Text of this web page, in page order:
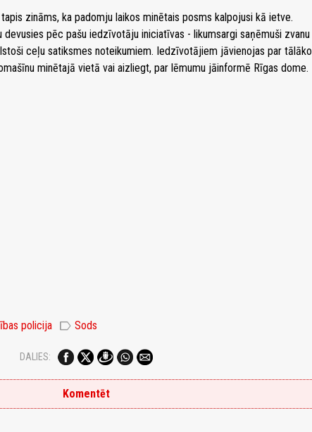
zināms, ka padomju laikos minētais posms kalpojusi kā ietve.
pēc pašu iedzīvotāju iniciatīvas - likumsargi saņēmuši zvanu
ceļu satiksmes noteikumiem. Iedzīvotājiem jāvienojas par tālāko
minētajā vietā vai aizliegt, par lēmumu jāinformē Rīgas dome.
policija label Sods
DALIES:
Komentēt